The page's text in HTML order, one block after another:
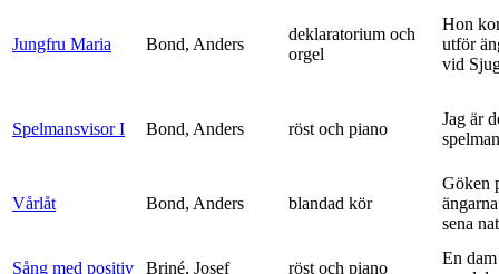
Jungfru Maria Bond, Anders
deklaratorium och
orgel
Hon
utför
vid
Spelmansvisor I Bond, Anders röst och piano
Jag är
spelman
Vårlåt Bond, Anders blandad kör
Göken
sena
Sång med positiv Briné, Josef röst och piano
En